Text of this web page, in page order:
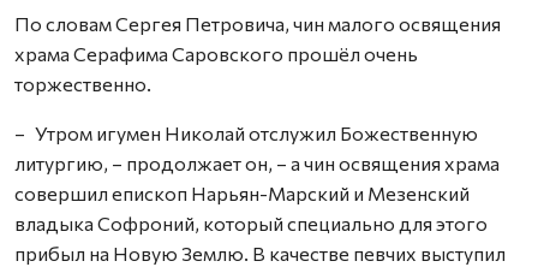
По словам Сергея Петровича, чин малого освящения
храма Серафима Саровского прошёл очень
торжественно.
– Утром игумен Николай отслужил Божественную
литургию, – продолжает он, – а чин освящения храма
совершил епископ Нарьян-Марский и Мезенский
владыка Софроний, который специально для этого
прибыл на Новую Землю. В качестве певчих выступил